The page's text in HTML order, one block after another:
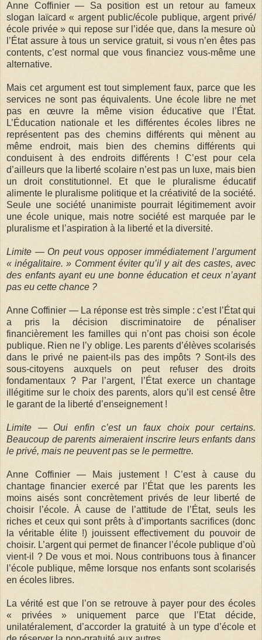
Anne Coffinier — Sa position est un retour au fameux
slogan laïcard « argent public/école publique, argent privé/
école privée » qui repose sur l’idée que, dans la mesure où
l’État assure à tous un service gratuit, si vous n’en êtes pas
contents, c’est normal que vous financiez vous-même une
alternative.
Mais cet argument est tout simplement faux, parce que les
services ne sont pas équivalents. Une école libre ne met
pas en œuvre la même vision éducative que l’État.
L’Éducation nationale et les différentes écoles libres ne
représentent pas des chemins différents qui mènent au
même endroit, mais bien des chemins différents qui
conduisent à des endroits différents ! C’est pour cela
d’ailleurs que la liberté scolaire n’est pas un luxe, mais bien
un droit constitutionnel. Et que le pluralisme éducatif
alimente le pluralisme politique et la créativité de la société.
Seule une société unanimiste pourrait légitimement avoir
une école unique, mais notre société est marquée par le
pluralisme et l’aspiration à la liberté et la diversité.
Limite — On peut vous opposer immédiatement l’argument
« inégalitaire. » Comment éviter qu’il y ait des castes, avec
des enfants ayant eu une bonne éducation et ceux n’ayant
pas eu cette chance ?
Anne Coffinier — La réponse est très simple : c’est l’État qui
a pris la décision discriminatoire de pénaliser
financièrement les familles qui n’ont pas choisi son école
publique. Rien ne l’y oblige. Les parents d’élèves scolarisés
dans le privé ne paient-ils pas des impôts ? Sont-ils des
sous-citoyens auxquels on peut refuser des droits
fondamentaux ? Par l’argent, l’État exerce un chantage
illégitime sur le choix des parents, alors qu’il est censé être
le garant de la liberté d’enseignement !
Limite — Oui enfin c’est un faux choix pour certains.
Beaucoup de parents aimeraient inscrire leurs enfants dans
le privé, mais ne peuvent pas se le permettre.
Anne Coffinier — Mais justement ! C’est à cause du
chantage financier exercé par l’État que les parents les
moins aisés sont concrètement privés de leur liberté de
choisir l’école. À cause de l’attitude de l’État, seuls les
riches et ceux qui sont prêts à d’importants sacrifices (donc
la véritable élite !) jouissent effectivement du pouvoir de
choisir. L’argent qui permet de financer l’école publique d’où
vient-il ? De vous et moi. Nous contribuons tous à financer
l’école publique, même lorsque nos enfants sont scolarisés
en écoles libres.
La vérité est que l’on se retrouve à payer pour des écoles
« privées » uniquement parce que l’Etat décide,
unilatéralement, d’accorder la gratuité à un type d’école et